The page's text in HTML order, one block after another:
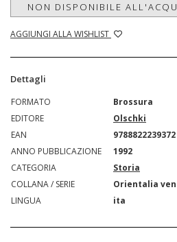
NON DISPONIBILE
AGGIUNGI ALLA WISHLIST
Dettagli
FORMATO
Brossura
EDITORE
Olschki
EAN
9788822239372
ANNO PUBBLICAZIONE
1992
CATEGORIA
Storia
COLLANA / SERIE
Orientalia
LINGUA
ita